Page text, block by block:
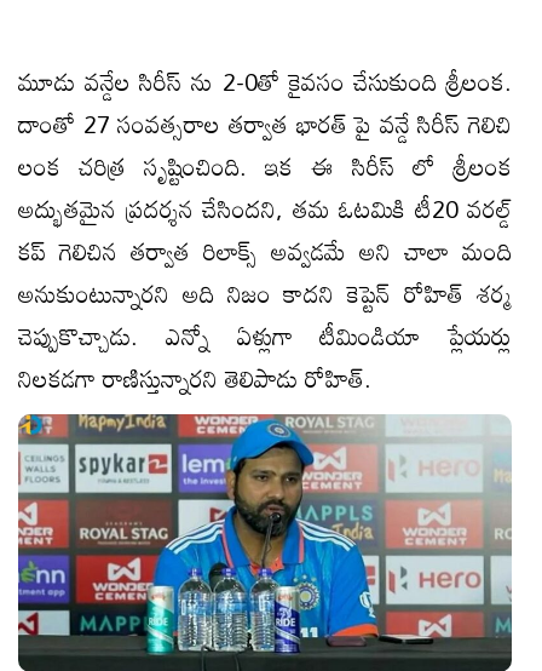
మూడు వన్డేల సిరీస్ ను 2-0తో కైవసం చేసుకుంది శ్రీలంక.
దాంతో 27 సంవత్సరాల తర్వాత భారత్ పై వన్డే సిరీస్ గెలిచి
లంక చరిత్ర సృష్టించింది. ఇక ఈ సిరీస్ లో శ్రీలంక
అద్భుతమైన ప్రదర్శన చేసిందని, తమ ఓటమికి టీ20 వరల్డ్
కప్ గెలిచిన తర్వాత రిలాక్స్ అవ్వడమే అని చాలా మంది
అనుకుంటున్నారని అది నిజం కాదని కెప్టెన్ రోహిత్ శర్మ
చెప్పుకొచ్చాడు. ఎన్నో ఏళ్లుగా టీమిండియా ప్లేయర్లు
నిలకడగా రాణిస్తున్నారని తెలిపాడు రోహిత్.